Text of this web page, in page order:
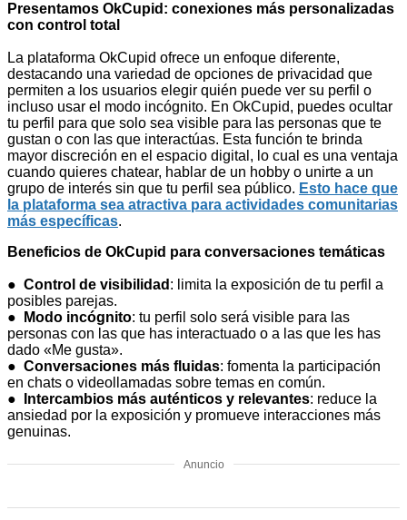
Presentamos OkCupid: conexiones más personalizadas
con control total
La plataforma OkCupid ofrece un enfoque diferente,
destacando una variedad de opciones de privacidad que
permiten a los usuarios elegir quién puede ver su perfil o
incluso usar el modo incógnito. En OkCupid, puedes ocultar
tu perfil para que solo sea visible para las personas que te
gustan o con las que interactúas. Esta función te brinda
mayor discreción en el espacio digital, lo cual es una ventaja
cuando quieres chatear, hablar de un hobby o unirte a un
grupo de interés sin que tu perfil sea público. Esto hace que
la plataforma sea atractiva para actividades comunitarias
más específicas.
Beneficios de OkCupid para conversaciones temáticas
● Control de visibilidad : limita la exposición de tu perfil a
posibles parejas.
●
Modo incógnito: tu perfil solo será visible para las
personas con las que has interactuado o a las que les has
dado «Me gusta».
● Conversaciones más fluidas: fomenta la participación
en chats o videollamadas sobre temas en común.
●
Intercambios más auténticos y relevantes: reduce la
ansiedad por la exposición y promueve interacciones más
genuinas.
Anuncio